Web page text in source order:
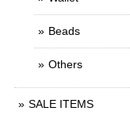
Beads
Others
SALE ITEMS